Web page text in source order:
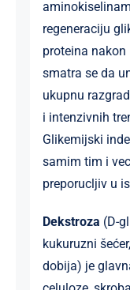
regeneraciju
proteina nakon
smatra se da
ukupnu
i intenzivnih
Glikemijski
samim tim i
preporucljiv u
Dekstroza (D-
kukuruzni
dobija) je